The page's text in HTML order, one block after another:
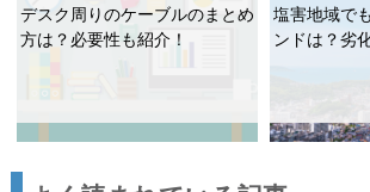
デスク周りのケーブルのまとめ
方は？必要性も紹介！
塩害地域で
ンドは？劣